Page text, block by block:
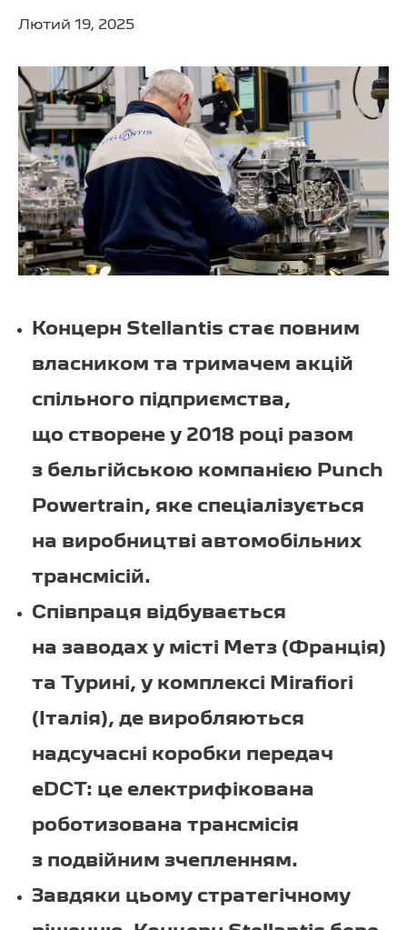
Лютий 19, 2025
Концерн Stellantis стає повним
власником та тримачем акцій
спільного підприємства,
що створене у 2018 році разом
з бельгійською компанією Punch
Powertrain, яке спеціалізується
на виробництві автомобільних
трансмісій.
Співпраця відбувається
на заводах у місті Метз (Франція)
та Турині, у комплексі Mirafiori
(Італія), де виробляються
надсучасні коробки передач
eDCT: це електрифікована
роботизована трансмісія
з подвійним зчепленням.
Завдяки цьому стратегічному